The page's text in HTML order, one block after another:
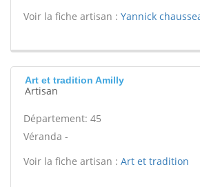
Voir la fiche artisan : Yannick
Art et tradition Amilly
Artisan
Département: 45
Véranda -
Voir la fiche artisan : Art et tradition